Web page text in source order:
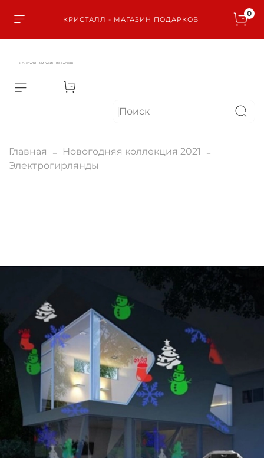
КРИСТАЛЛ - МАГАЗИН ПОДАРКОВ
0
КРИСТАЛЛ - МАГАЗИН ПОДАРКОВ
Главная
Новогодняя коллекция 2021
Электрогирлянды